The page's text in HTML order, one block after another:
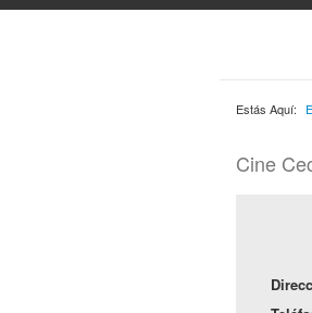
Estás Aquí:
Cine